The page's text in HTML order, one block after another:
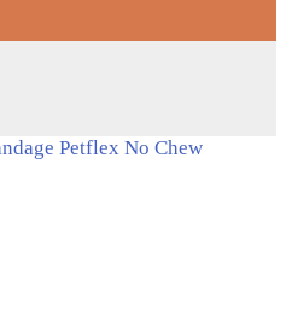
Petflex No Chew